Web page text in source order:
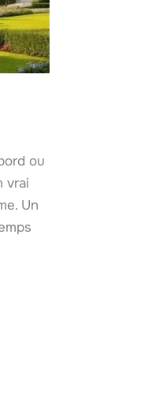
ou
vrai
Un